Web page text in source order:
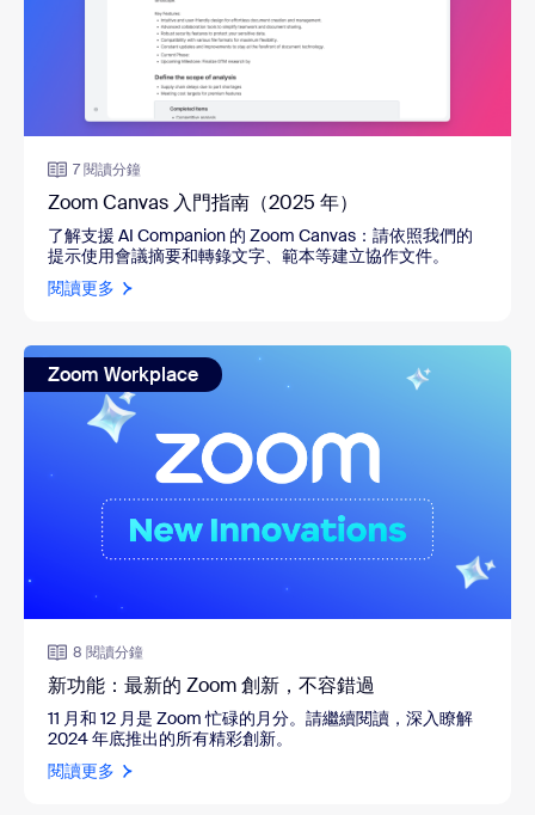
7 閱讀分鐘
Zoom Canvas 入門指南（2025 年）
了解支援 AI Companion 的 Zoom Canvas ： 請依照我們的
提示使用會議摘要和轉錄文字、範本等建立協作文件。
閱讀更多
Zoom Workplace
8 閱讀分鐘
新功能：最新的 Zoom 創新，不容錯過
11 月和 12 月是 Zoom 忙碌的月分。請繼續閱讀，深入瞭解
2024 年底推出的所有精彩創新。
閱讀更多